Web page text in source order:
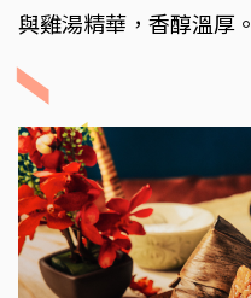
與雞湯精華，香醇溫厚。